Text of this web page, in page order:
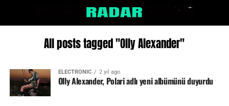
All posts tagged "Olly Alexander"
ELECTRONIC 2 yıl ago
Olly Alexander, Polari adlı yeni albümünü duyurdu